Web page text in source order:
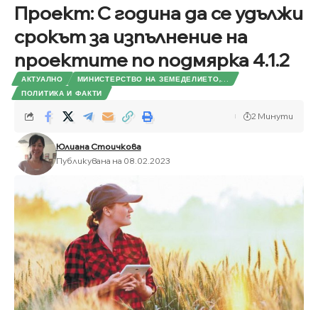
Проект: С година да се удължи
срокът за изпълнение на
проектите по подмярка 4.1.2
АКТУАЛНО
МИНИСТЕРСТВО НА ЗЕМЕДЕЛИЕТО,...
ПОЛИТИКА И ФАКТИ
Юлиана Стоичкова
Публикувана на 08.02.2023
2 Минути